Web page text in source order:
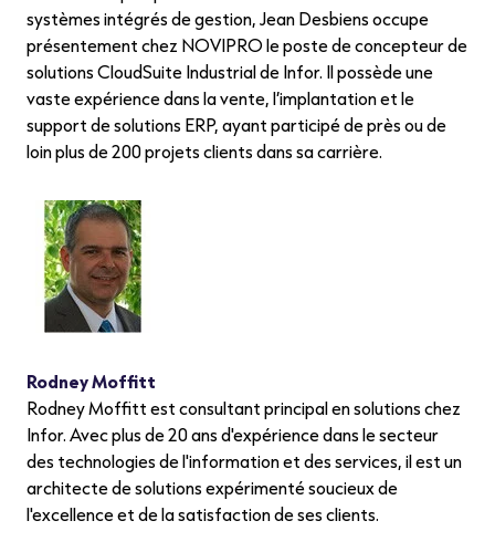
systèmes intégrés de gestion, Jean Desbiens occupe
présentement chez NOVIPRO le poste de concepteur de
solutions CloudSuite Industrial de Infor. Il possède une
vaste expérience dans la vente, l’implantation et le
support de solutions ERP, ayant participé de près ou de
loin plus de 200 projets clients dans sa carrière.
Rodney Moffitt
Rodney Moffitt est consultant principal en solutions chez
Infor. Avec plus de 20 ans d'expérience dans le secteur
des technologies de l'information et des services, il est un
architecte de solutions expérimenté soucieux de
l'excellence et de la satisfaction de ses clients.